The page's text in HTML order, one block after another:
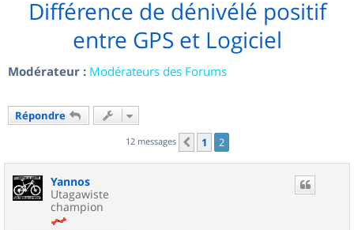
Différence de dénivélé positif
entre GPS et Logiciel
Modérateur : Modérateurs des Forums
Répondre
12 messages Précédent
1 2
Yannos
Utagawiste
champion